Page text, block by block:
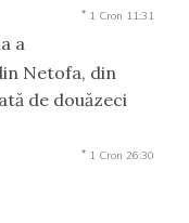
* 1 Cron 11:31
a
Netofa, din
de douăzeci
* 1 Cron 26:30